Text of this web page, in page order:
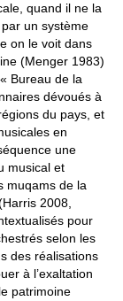
quand il ne la
un système
on le voit dans
(Menger 1983)
Bureau de la
dévoués à
du pays, et
en
une
musical et
muqams de la
2008,
pour
selon les
des réalisations
à l’exaltation
patrimoine